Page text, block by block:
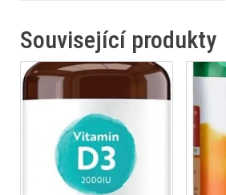
Související produkty